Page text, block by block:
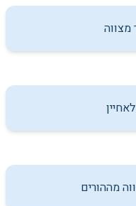
מההורים